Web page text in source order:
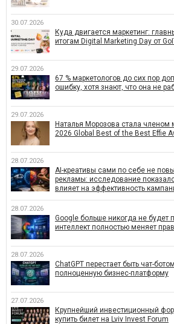
30.07.2026
Куда двигается маркетинг:
итогам Digital Marketing Day от
29.07.2026
67 % маркетологов до сих пор
ошибку, хотя знают, что она не
29.07.2026
Наталья Морозова стала
2026 Global Best of the Best Effie
28.07.2026
AI-креативы сами по себе не
рекламы: исследование
влияет на эффективность
28.07.2026
Google больше никогда не будет
интеллект полностью меняет
28.07.2026
ChatGPT перестает быть чат-
полноценную бизнес-платформу
27.07.2026
Крупнейший инвестиционный
купить билет на Lviv Invest Forum